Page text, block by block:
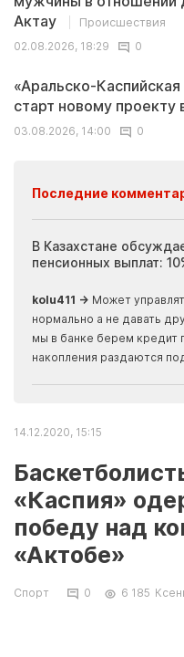
Актау
Происшествия
02.08.2026, 18:29
0
«Аральско-
старт новому проекту
03.08.2026, 14:00
0
Последние
В Казахстане
пенсионных выплат:
kolu411 → Может
нормально а не давать
мы в банке берем кредит
накопления раздаются
14.12.2020, 15:15
«Каспия»
победу над
«Актобе»
Спорт 0 6 185